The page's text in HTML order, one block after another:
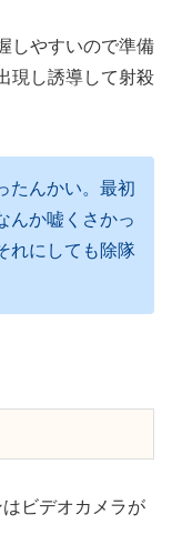
しやすいので準備
現し誘導して射殺
たんかい。最初
んか嘘くさかっ
れにしても除隊
ビデオカメラが